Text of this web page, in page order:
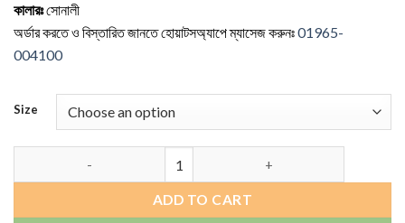
কালারঃসোনালী
অর্ডার করতে ও বিস্তারিত জানতে হোয়াটসঅ্যাপে ম্যাসেজ করুনঃ01965-
004100
Size
ADD TO CART